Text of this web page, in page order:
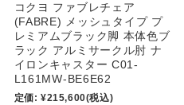
コクヨ ファブレチェア
(FABRE) メッシュタイプ プ
レミアムブラック脚 本体色ブ
ラック アルミサークル肘 ナ
イロンキャスター C01-
L161MW-BE6E62
定価: ¥215,600(税込)